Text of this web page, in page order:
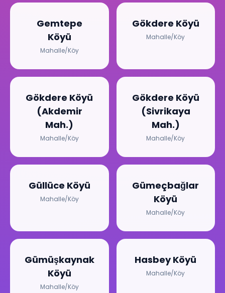
Gemtepe
Köyü
Mahalle/Köy
Gökdere Köyü
Mahalle/Köy
Gökdere Köyü
(Akdemir
Mah.)
Mahalle/Köy
Gökdere Köyü
(Sivrikaya
Mah.)
Mahalle/Köy
Güllüce Köyü
Mahalle/Köy
Gümeçbağlar
Köyü
Mahalle/Köy
Gümüşkaynak
Köyü
Mahalle/Köy
Hasbey Köyü
Mahalle/Köy